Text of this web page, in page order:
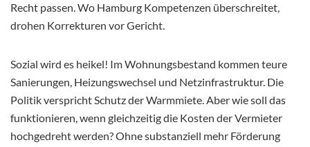
Recht passen. Wo Hamburg Kompetenzen überschreitet,
drohen Korrekturen vor Gericht.
Sozial wird es heikel! Im Wohnungsbestand kommen teure
Sanierungen, Heizungswechsel und Netzinfrastruktur. Die
Politik verspricht Schutz der Warmmiete. Aber wie soll das
funktionieren, wenn gleichzeitig die Kosten der Vermieter
hochgedreht werden? Ohne substanziell mehr Förderung